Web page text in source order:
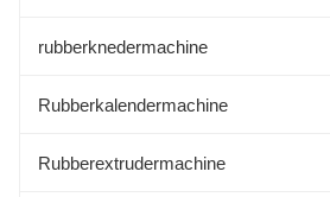
rubberknedermachine
Rubberkalendermachine
Rubberextrudermachine